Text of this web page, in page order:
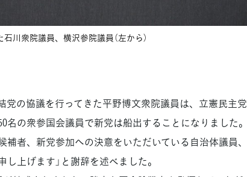
川衆院議員、横沢参院議員（左から）
の協議を行ってきた平野博文衆院議員は、立憲民主党
名の衆参国会議員で新党は船出することになりました。
者、新党参加への決意をいただいている自治体議員、
上げます」と謝辞を述べました。